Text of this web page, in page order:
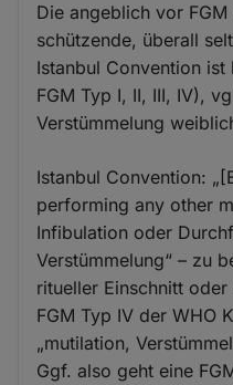
Die angeblich vor
schützende, überall
Istanbul Convention
FGM Typ I, II, III, IV),
Verstümmelung
Istanbul Convention:
performing any other
Infibulation oder
Verstümmelung“ – zu
ritueller Einschnitt
FGM Typ IV der WHO
„mutilation,
Ggf. also geht eine